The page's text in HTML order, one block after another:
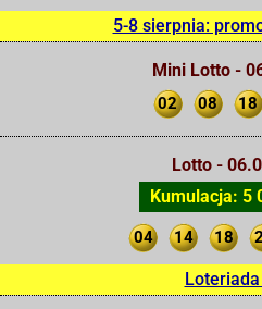
5-8 sierpnia:
Mini Lotto -
02 08 18
Lotto -
Kumulacja: 5
04 14 18